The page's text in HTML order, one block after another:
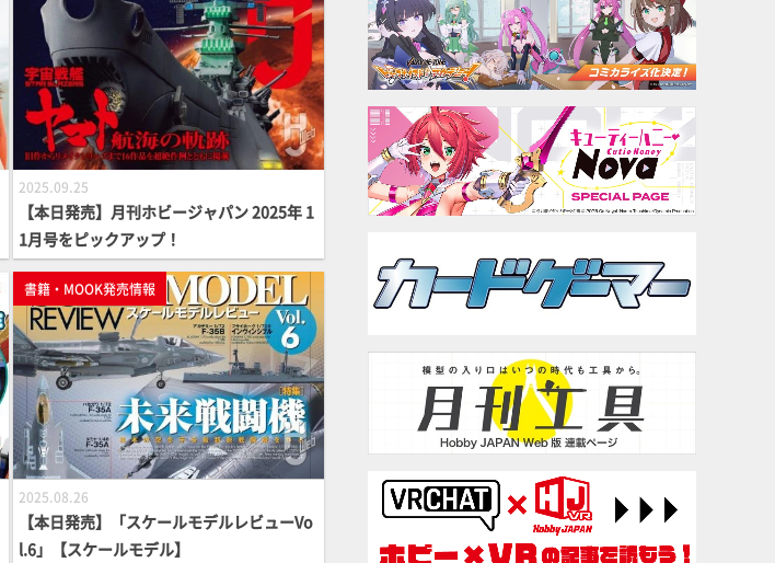
2025.09.25
【本日発売】月刊ホビージャパン 2025年 1
1月号をピックアップ！
書籍・MOOK発売情報
2025.08.26
【本日発売】「スケールモデルレビューVo
l.6」【スケールモデル】